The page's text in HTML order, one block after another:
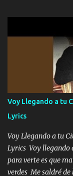
cariño de mi alma
preguntas y digas
contenta como yo
enamora pa
quiero contigo que
contéstame la
borracho me
me encantes
tenerte aquí espero
Voy Llegando a tu
Lyrics
Voy Llegando a tu
Lyrics Voy llegando
para verte es que
verdes Me saldré